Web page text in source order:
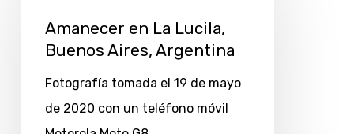
Lucila,
Buenos
Aires,
Argentina
Amanecer en La Lucila,
Buenos Aires, Argentina
Fotografía tomada el 19 de mayo
de 2020 con un teléfono móvil